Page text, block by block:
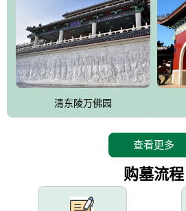
区建设中寻求陵园建设与景区建设的有机
的地形优势，打造现代艺术园林，建设
合服务设施，服务于陵园经营，使企业
托、相互促进，园区绿化覆盖率达90%。
设计建造各种墓地墓位3万个；主体建筑
能适应不同消费阶层的需求，为客户提供
清东陵万佛园
查看更多
购墓流程